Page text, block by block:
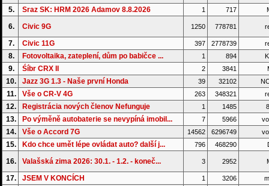
5. Sraz SK: HRM 2026 Adamov 8.8.2026 1 717
6. Civic 9G 1250 778781
7. Civic 11G 397 2778739
8. Fotovoltaika, zateplení, dům po babičce ... 1 894
9. Śíbr CRX II 2 3841
10. Jazz 3G 1.3 - Naše první Honda 39 32102
11. Vše o CR-V 4G 263 348321
12. Registrácia nových členov Nefunguje 1 1485
13. Po výměně autobaterie se nevypíná imobil... 7 5966
14. Vše o Accord 7G 14562 6296749
15. Kdo chce umět lépe ovládat auto? další j... 796 468290
16. Valašská zima 2026: 30.1. - 1.2. - koneč... 3 2952
17. JSEM V KONCÍCH 1 3206